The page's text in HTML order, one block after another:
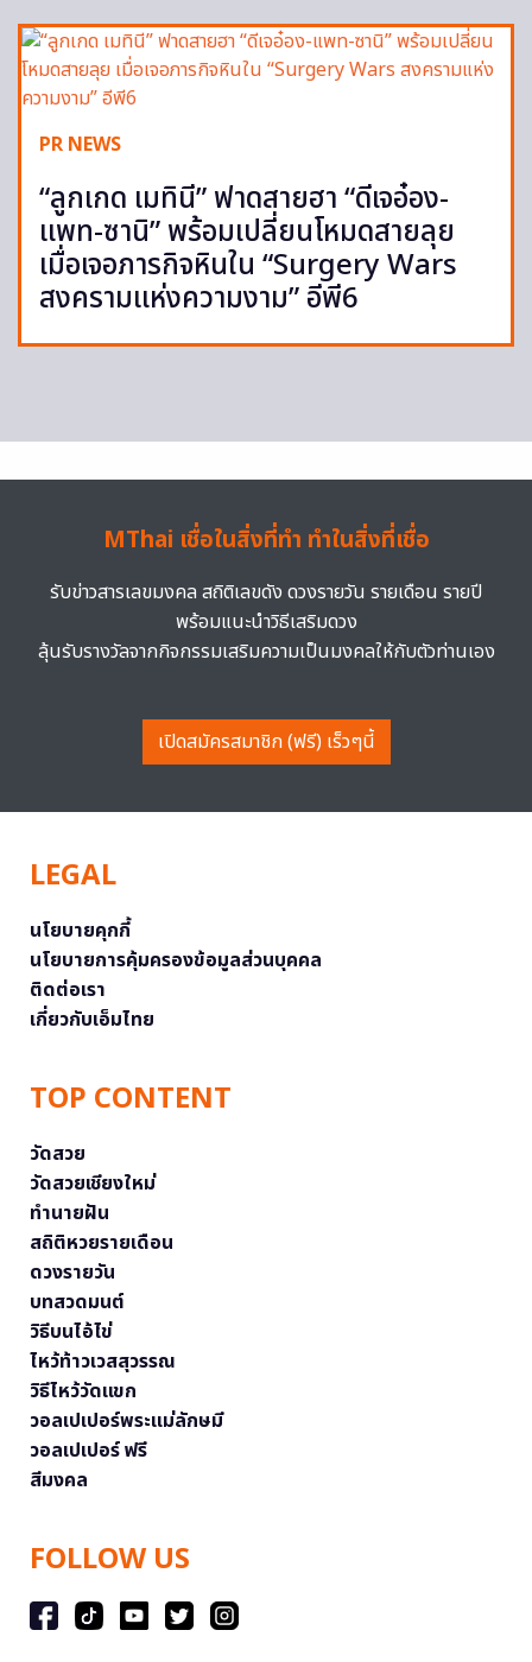
PR NEWS
“ลูกเกด เมทินี” ฟาดสายฮา “ดีเจอ๋อง-
แพท-ซานิ” พร้อมเปลี่ยนโหมดสายลุย
เมื่อเจอภารกิจหินใน “Surgery Wars
สงครามแห่งความงาม” อีพี6
MThai เชื่อในสิ่งที่ทำ ทำในสิ่งที่เชื่อ
รับข่าวสารเลขมงคล สถิติเลขดัง ดวงรายวัน รายเดือน รายปี
พร้อมแนะนำวิธีเสริมดวง
ลุ้นรับรางวัลจากกิจกรรมเสริมความเป็นมงคลให้กับตัวท่านเอง
เปิดสมัครสมาชิก (ฟรี) เร็วๆนี้
LEGAL
นโยบายคุกกี้
นโยบายการคุ้มครองข้อมูลส่วนบุคคล
ติดต่อเรา
เกี่ยวกับเอ็มไทย
TOP CONTENT
วัดสวย
วัดสวยเชียงใหม่
ทำนายฝัน
สถิติหวยรายเดือน
ดวงรายวัน
บทสวดมนต์
วิธีบนไอ้ไข่
ไหว้ท้าวเวสสุวรรณ
วิธีไหว้วัดแขก
วอลเปเปอร์พระแม่ลักษมี
วอลเปเปอร์ ฟรี
สีมงคล
FOLLOW US